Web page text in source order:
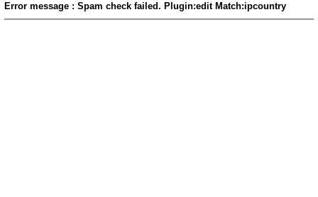
Error message : Spam check failed. Plugin:edit Match:ipcountry